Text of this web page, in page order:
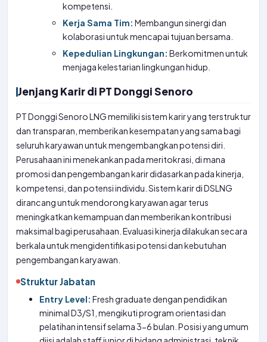
kompetensi.
Kerja Sama Tim: Membangun sinergi dan
kolaborasi untuk mencapai tujuan bersama.
Kepedulian Lingkungan: Berkomitmen untuk
menjaga kelestarian lingkungan hidup.
Jenjang Karir di PT Donggi Senoro
PT Donggi Senoro LNG memiliki sistem karir yang terstruktur
dan transparan, memberikan kesempatan yang sama bagi
seluruh karyawan untuk mengembangkan potensi diri.
Perusahaan ini menekankan pada meritokrasi, di mana
promosi dan pengembangan karir didasarkan pada kinerja,
kompetensi, dan potensi individu. Sistem karir di DSLNG
dirancang untuk mendorong karyawan agar terus
meningkatkan kemampuan dan memberikan kontribusi
maksimal bagi perusahaan. Evaluasi kinerja dilakukan secara
berkala untuk mengidentifikasi potensi dan kebutuhan
pengembangan karyawan.
Struktur Jabatan
Entry Level: Fresh graduate dengan pendidikan
minimal D3/S1, mengikuti program orientasi dan
pelatihan intensif selama 3-6 bulan. Posisi yang umum